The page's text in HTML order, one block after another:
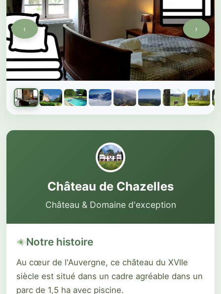
Galerie du château
1 sur 20 photos
‹ ›
Château de Chazelles
Château & Domaine d'exception
Notre histoire
Au cœur de l'Auvergne, ce château du XVIIe
siècle est situé dans un cadre agréable dans un
parc de 1,5 ha avec piscine.